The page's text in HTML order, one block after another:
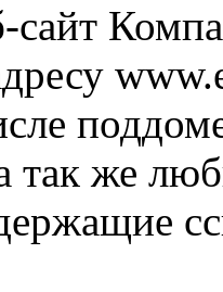
сайт
же